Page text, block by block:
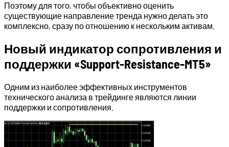
Поэтому для того, чтобы объективно оценить
существующие направление тренда нужно делать это
комплексно, сразу по отношению к нескольким активам.
Новый индикатор сопротивления и
поддержки «Support-Resistance-MT5»
Одним из наиболее эффективных инструментов
технического анализа в трейдинге являются линии
поддержки и сопротивления.